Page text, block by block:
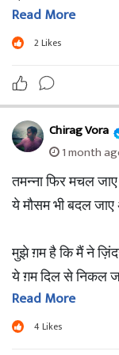
किंतु उन्होंने चुना,
सिगरेट और शराब को !
उन्हें वहम था कि
धीमे ज़हर से
काटा जा सकता है
विरह का विष !
शून्या..❤️‍🩹🕊️✨
Read More
2Likes
Chirag Vora
1 month
तमन्ना फिर मचल
ये मौसम भी बदल
मुझे ग़म है कि मैं ने
ये ग़म दिल से निकल
ये दुनिया भर के झगड़े
Read More
4Likes